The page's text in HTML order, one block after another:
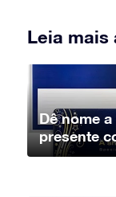
Leia mais
Dê nome
presente